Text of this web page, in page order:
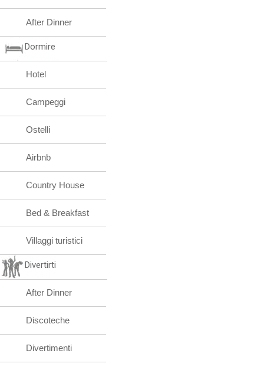
After Dinner
Dormire
Hotel
Campeggi
Ostelli
Airbnb
Country House
Bed & Breakfast
Villaggi turistici
Divertirti
After Dinner
Discoteche
Divertimenti